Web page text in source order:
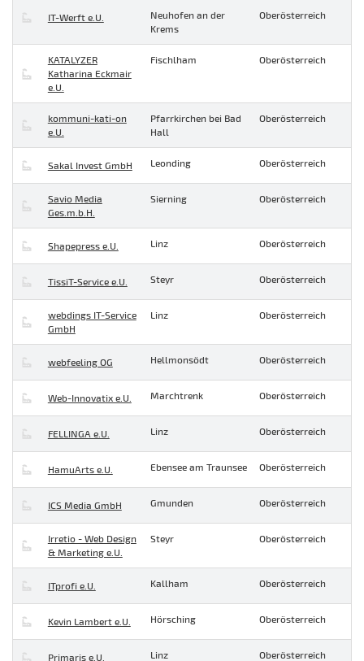
IT-Werft e.U.
Neuhofen an der
Krems
Oberösterreich
KATALYZER
Katharina Eckmair
e.U.
Fischlham Oberösterreich
kommuni-kati-on
e.U.
Pfarrkirchen bei Bad
Hall
Oberösterreich
Sakal Invest GmbH Leonding Oberösterreich
Savio Media
Ges.m.b.H.
Sierning Oberösterreich
Shapepress e.U. Linz Oberösterreich
TissiT-Service e.U. Steyr Oberösterreich
webdings IT-Service
GmbH
Linz Oberösterreich
webfeeling OG Hellmonsödt Oberösterreich
Web-Innovatix e.U. Marchtrenk Oberösterreich
FELLINGA e.U. Linz Oberösterreich
HamuArts e.U. Ebensee am Traunsee Oberösterreich
ICS Media GmbH Gmunden Oberösterreich
Irretio - Web Design
& Marketing e.U.
Steyr Oberösterreich
ITprofi e.U. Kallham Oberösterreich
Kevin Lambert e.U. Hörsching Oberösterreich
Primaris e.U. Linz Oberösterreich